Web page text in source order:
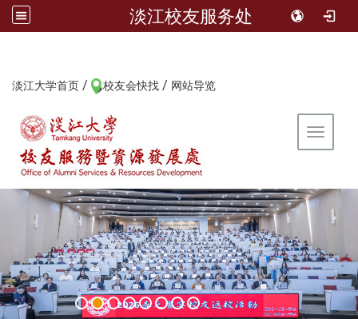
淡江校友服务处
淡江大学首页 / 校友会快找 / 网站导览
Toggle